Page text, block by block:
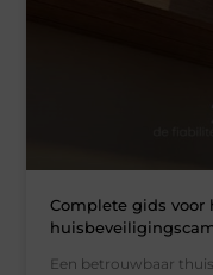
Complete gids
Een betrouwbaar